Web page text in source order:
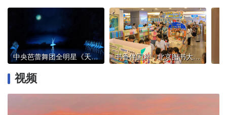
中央芭蕾舞团全明星《天鹅湖》焕新，首席主演携手新生力量演绎经典 书香伴国粹，北京图书大厦“六一”打造沉浸式阅读与文化体验
视频